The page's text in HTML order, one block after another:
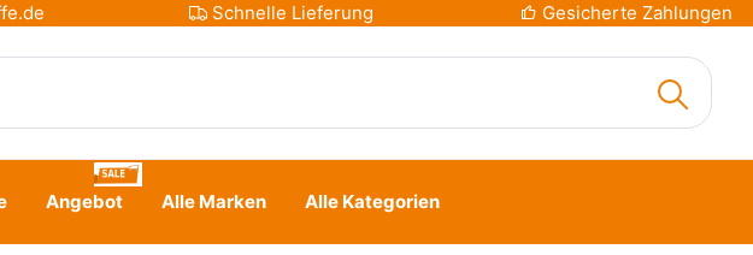
Schnelle Lieferung Gesicherte Zahlungen
Angebot Alle Marken Alle Kategorien